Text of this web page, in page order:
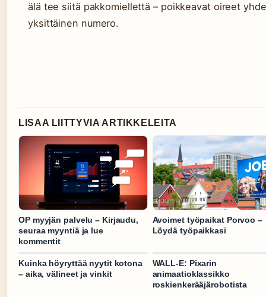
älä tee siitä pakkomiellettä – poikkeavat oireet
yksittäinen numero.
LISAA LIITTYVIA ARTIKKELEITA
OP myyjän palvelu – Kirjaudu,
seuraa myyntiä ja lue
kommentit
Avoimet työpaikat Porvoo –
Löydä työpaikkasi
Kuinka höyryttää nyytit kotona
– aika, välineet ja vinkit
WALL-E: Pixarin
animaatioklassikko
roskienkerääjärobotista